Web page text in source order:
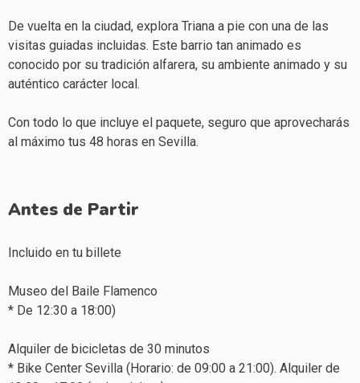
De vuelta en la ciudad, explora Triana a pie con una de las
visitas guiadas incluidas. Este barrio tan animado es
conocido por su tradición alfarera, su ambiente animado y su
auténtico carácter local.
Con todo lo que incluye el paquete, seguro que aprovecharás
al máximo tus 48 horas en Sevilla.
Antes de Partir
Incluido en tu billete
Museo del Baile Flamenco
* De 12:30 a 18:00)
Alquiler de bicicletas de 30 minutos
* Bike Center Sevilla (Horario: de 09:00 a 21:00). Alquiler de